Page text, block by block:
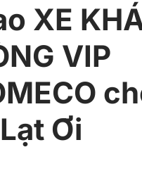
XE
VIP
Ơi